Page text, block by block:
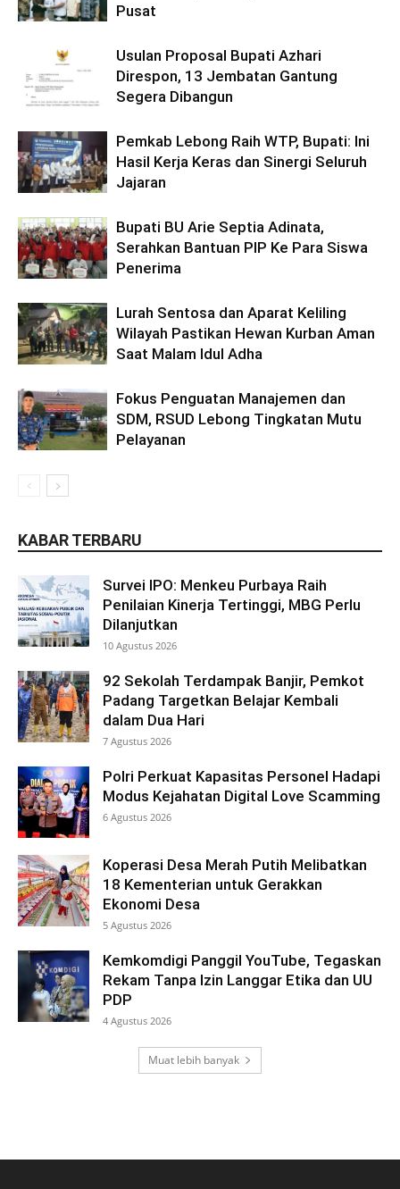
Pusat
Usulan Proposal Bupati Azhari
Direspon, 13 Jembatan Gantung
Segera Dibangun
Pemkab Lebong Raih WTP, Bupati: Ini
Hasil Kerja Keras dan Sinergi Seluruh
Jajaran
Bupati BU Arie Septia Adinata,
Serahkan Bantuan PIP Ke Para Siswa
Penerima
Lurah Sentosa dan Aparat Keliling
Wilayah Pastikan Hewan Kurban Aman
Saat Malam Idul Adha
Fokus Penguatan Manajemen dan
SDM, RSUD Lebong Tingkatan Mutu
Pelayanan
KABAR TERBARU
Survei IPO: Menkeu Purbaya Raih
Penilaian Kinerja Tertinggi, MBG Perlu
Dilanjutkan
10 Agustus 2026
92 Sekolah Terdampak Banjir, Pemkot
Padang Targetkan Belajar Kembali
dalam Dua Hari
7 Agustus 2026
Polri Perkuat Kapasitas Personel Hadapi
Modus Kejahatan Digital Love Scamming
6 Agustus 2026
Koperasi Desa Merah Putih Melibatkan
18 Kementerian untuk Gerakkan
Ekonomi Desa
5 Agustus 2026
Kemkomdigi Panggil YouTube, Tegaskan
Rekam Tanpa Izin Langgar Etika dan UU
PDP
4 Agustus 2026
Muat lebih banyak